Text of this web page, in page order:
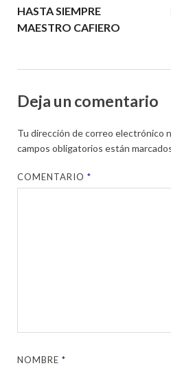
HASTA SIEMPRE
MAESTRO CAFIERO
Deja un comentario
Tu dirección de correo electrónico
campos obligatorios están
COMENTARIO*
NOMBRE*